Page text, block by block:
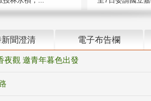
聞澄清 電子布告欄
夜觀 邀青年暮色出發